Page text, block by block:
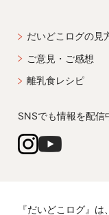
だいどこログの見
ご意見・ご感想
離乳食レシピ
SNSでも情報を配信
『だいどこログ』